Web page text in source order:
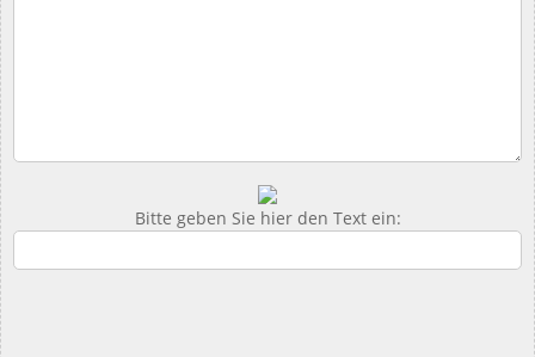
Bitte geben Sie hier den Text ein: